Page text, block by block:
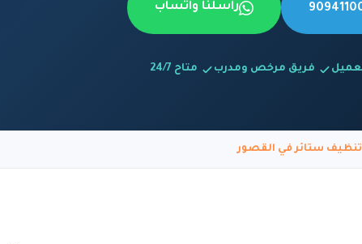
راسلنا واتساب
فريق مرخص ومدرب متاح 24/7
تنظيف ستائر في القصور